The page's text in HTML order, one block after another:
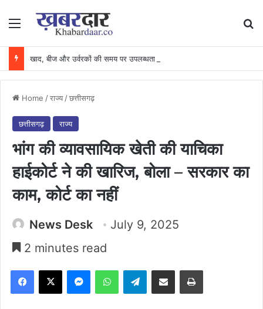
Menu
Home /राज्य /छत्तीसगढ़
छत्तीसगढ़ राज्य
भांग की व्यावसायिक खेती की याचिका
हाईकोर्ट ने की खारिज, बोला – सरकार का
काम, कोर्ट का नहीं
News Desk
July 9, 2025
2 minutes read
Facebook
X MessengerWhatsAppTelegramShare via Email Print